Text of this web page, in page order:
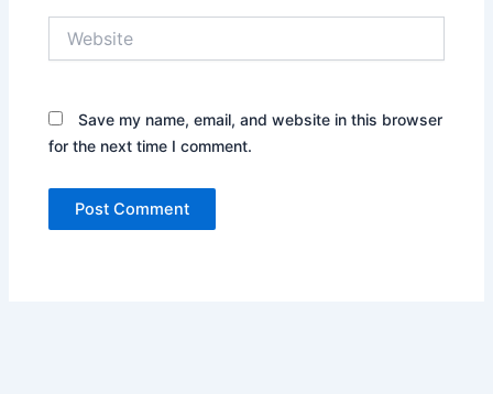
Save my name, email, and website in this browser
for the next time I comment.